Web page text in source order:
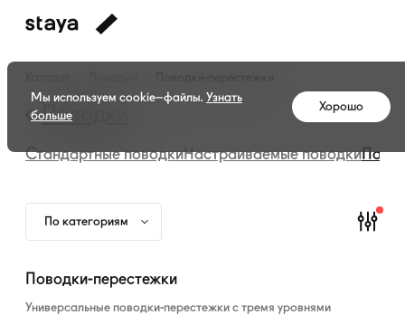
Каталог
амуниции
—
Поводки-
перестежки
Поводки
Стандартные поводкиНастраиваемые поводки
По категориям
Поводки-перестежки
Универсальные поводки-перестежки с тремя уровнями
Мы используем cookie–файлы. Узнать
больше
Хорошо